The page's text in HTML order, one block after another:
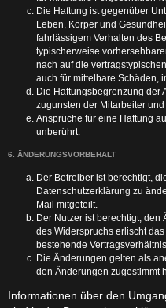
Die Haftung ist gegenüber
Leben, Körper und
fahrlässigem Verhalten des
typischerweise
nach auf die
auch für mittelbare Schäden,
Die Haftungsbegrenzung der
zugunsten der Mitarbeiter
Ansprüche für eine Haftung
unberührt.
6. ÄNDERUNGSVORBEHALT
Der Betreiber ist berechtigt,
Datenschutzerklärung zu
Mail mitgeteilt.
Der Nutzer ist berechtigt, den
des Widerspruchs erlischt
bestehende
Die Änderungen gelten als
den Änderungen zugestimmt
Informationen über den